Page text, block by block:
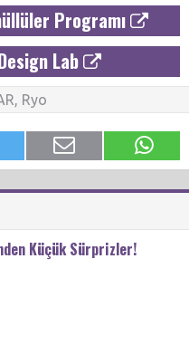
Programı
Lab
, Ryo
Küçük Sürprizler!